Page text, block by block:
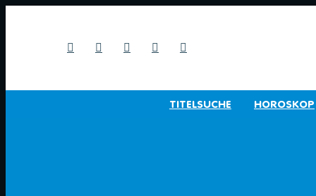
TITELSUCHE HOROSKOP